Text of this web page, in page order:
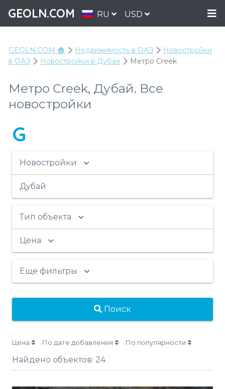
GEOLN.COM RU USD
GEOLN.COM 🏠 Недвижимость в ОАЭ
Новостройки
в ОАЭ
Новостройки в Дубае Метро Creek
Метро Creek, Дубай. Все
новостройки
G
Новостройки
Дубай
Тип объекта
Цена
Еще фильтры
Поиск
Цена По дате добавления По популярности
Найдено объектов: 24